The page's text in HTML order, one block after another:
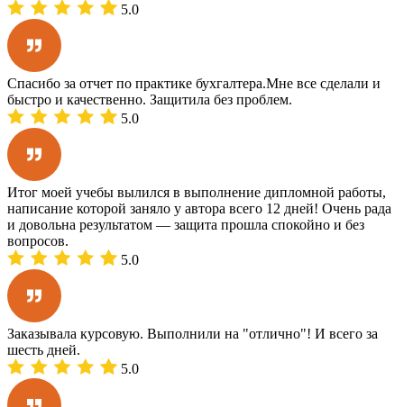
5.0
Спасибо за отчет по практике бухгалтера.Мне все сделали и
быстро и качественно. Защитила без проблем.
5.0
Итог моей учебы вылился в выполнение дипломной работы,
написание которой заняло у автора всего 12 дней! Очень рада
и довольна результатом — защита прошла спокойно и без
вопросов.
5.0
Заказывала курсовую. Выполнили на "отлично"! И всего за
шесть дней.
5.0